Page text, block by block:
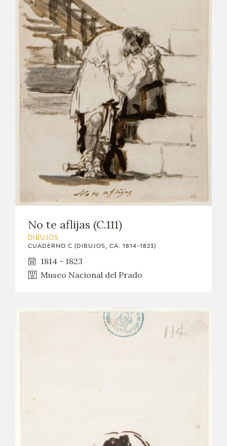
EDICIONES
PUBLICACIONES
TIENDA
TIENDA ONLINE
RECURSOS EDUCATIVOS
FICHAS ARASAAC
No te aflijas (C.111)
DIBUJOS
CUADERNO C (DIBUJOS, CA. 1814-1823)
1814 - 1823
Museo Nacional del Prado